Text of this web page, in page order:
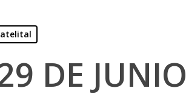
DE JUNIO